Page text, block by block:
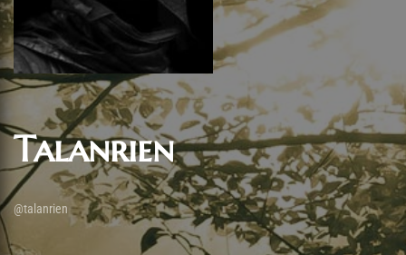
Talanrien
@talanrien